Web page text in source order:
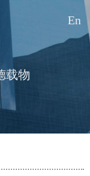
En
载物